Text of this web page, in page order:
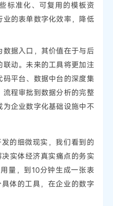
标准化、可复用的模板资
的表单数字化效率，降低
数据入口，其价值在于与后
动。未来的工具将更加注
平台、数据中台的深度集
程审批到数据分析的完整
企业数字化基础设施中不
的细微现实，我们看到的
实体经济真实痛点的务实
量，到10分钟生成一张表
体的工具，在企业的数字